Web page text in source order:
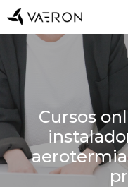
Skip
to
main
Cursos